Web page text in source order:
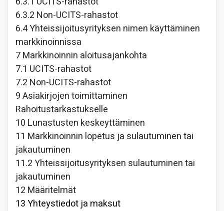
6.3.2 Non-UCITS-rahastot
6.4 Yhteissijoitusyrityksen nimen käyttäminen
markkinoinnissa
7 Markkinoinnin aloitusajankohta
7.1 UCITS-rahastot
7.2 Non-UCITS-rahastot
9 Asiakirjojen toimittaminen
Rahoitustarkastukselle
10 Lunastusten keskeyttäminen
11 Markkinoinnin lopetus ja sulautuminen tai
jakautuminen
11.2 Yhteissijoitusyrityksen sulautuminen tai
jakautuminen
12 Määritelmät
13 Yhteystiedot ja maksut